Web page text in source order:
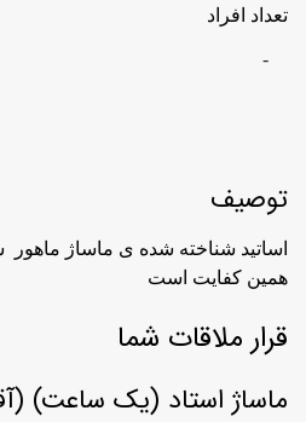
تعداد افراد
توصیف
اساتید شناخته شده ی ماساژ ماهور
همین کفایت است
قرار ملاقات شما
ماساژ استاد (یک ساعت)